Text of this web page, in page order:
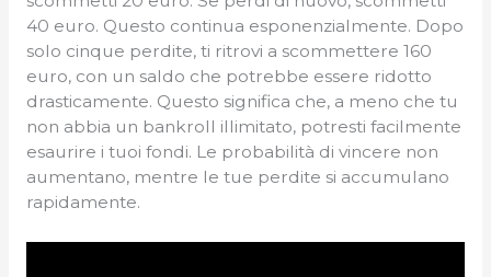
40 euro. Questo continua esponenzialmente. Dopo
solo cinque perdite, ti ritrovi a scommettere 160
euro, con un saldo che potrebbe essere ridotto
drasticamente. Questo significa che, a meno che tu
non abbia un bankroll illimitato, potresti facilmente
esaurire i tuoi fondi. Le probabilità di vincere non
aumentano, mentre le tue perdite si accumulano
rapidamente.